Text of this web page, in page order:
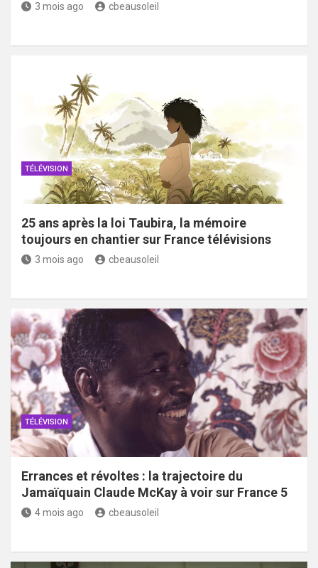
3 mois ago cbeausoleil
TÉLÉVISION
25 ans après la loi Taubira, la mémoire
toujours en chantier sur France télévisions
3 mois ago cbeausoleil
TÉLÉVISION
Errances et révoltes : la trajectoire du
Jamaïquain Claude McKay à voir sur France 5
4 mois ago cbeausoleil